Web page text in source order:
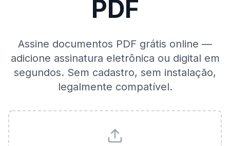
PDF
Assine documentos PDF grátis online —
adicione assinatura eletrônica ou digital em
segundos. Sem cadastro, sem instalação,
legalmente compatível.